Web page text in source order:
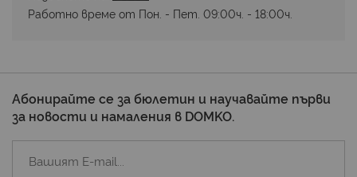
Работно време от Пон. - Пет. 09:00ч. - 18:00ч.
Абонирайте се за бюлетин и научавайте първи
за новости и намаления в DOMKO.